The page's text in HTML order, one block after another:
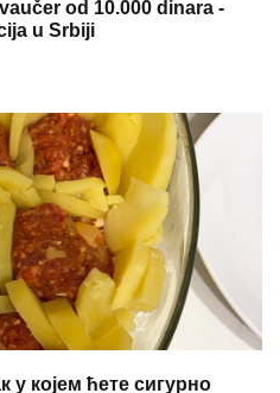
od 10.000 dinara -
u Srbiji
којем ћете сигурно